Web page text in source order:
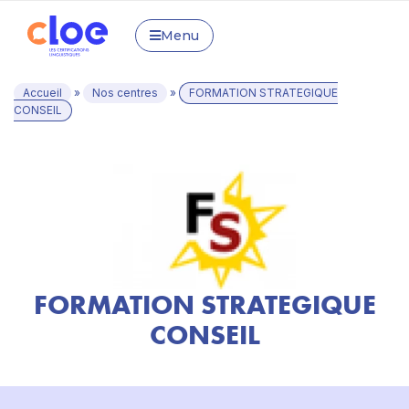
Menu
Accueil » Nos centres »
FORMATION STRATEGIQUE
CONSEIL
FORMATION STRATEGIQUE
CONSEIL